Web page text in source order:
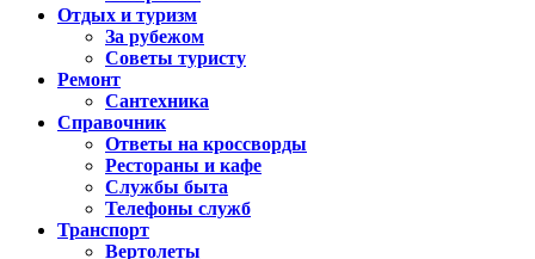
Отдых и туризм
За рубежом
Советы туристу
Ремонт
Сантехника
Справочник
Ответы на кроссворды
Рестораны и кафе
Службы быта
Телефоны служб
Транспорт
Вертолеты